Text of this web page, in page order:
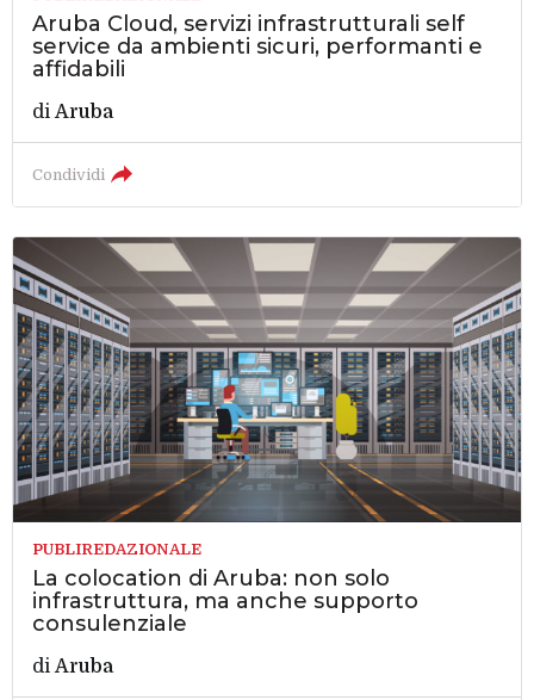
Aruba Cloud, servizi infrastrutturali self
service da ambienti sicuri, performanti e
affidabili
diAruba
Condividi
PUBLIREDAZIONALE
La colocation di Aruba: non solo
infrastruttura, ma anche supporto
consulenziale
diAruba